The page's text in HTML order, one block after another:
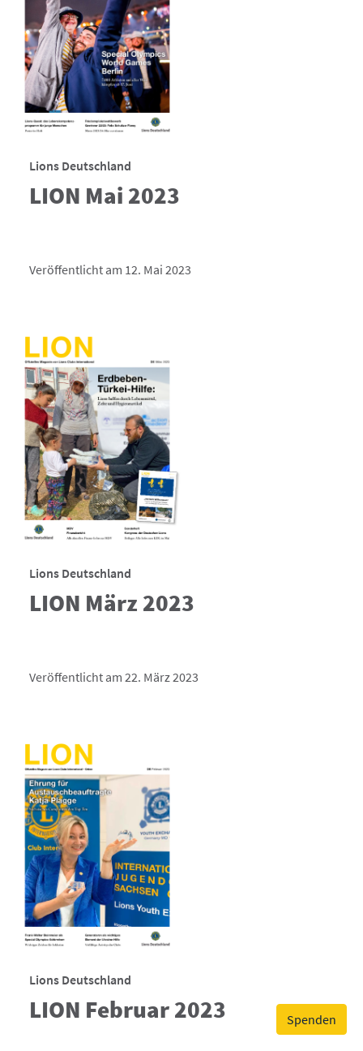
Spenden
Lions Deutschland
LION Mai 2023
Veröffentlicht am 12. Mai 2023
Lions Deutschland
LION März 2023
Veröffentlicht am 22. März 2023
Lions Deutschland
LION Februar 2023